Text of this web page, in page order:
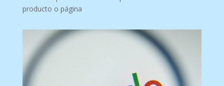
producto o página